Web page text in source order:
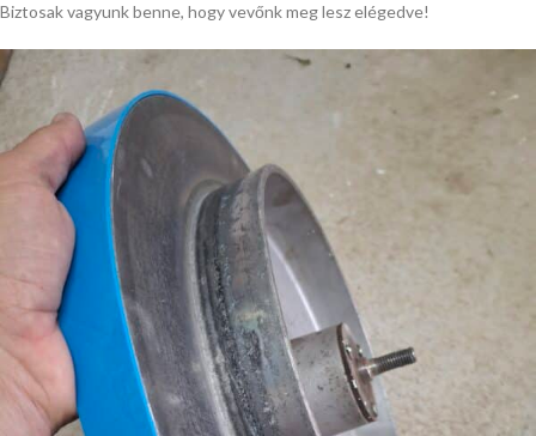
Biztosak vagyunk benne, hogy vevőnk meg lesz elégedve!